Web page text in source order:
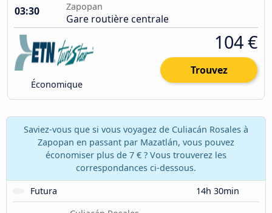
03:30
Zapopan
Gare routière centrale
Économique
104 €
Trouvez
Saviez-vous que si vous voyagez de Culiacán Rosales à
Zapopan en passant par Mazatlán, vous pouvez
économiser plus de 7 € ? Vous trouverez les
correspondances ci-dessous.
Futura
14h 30min